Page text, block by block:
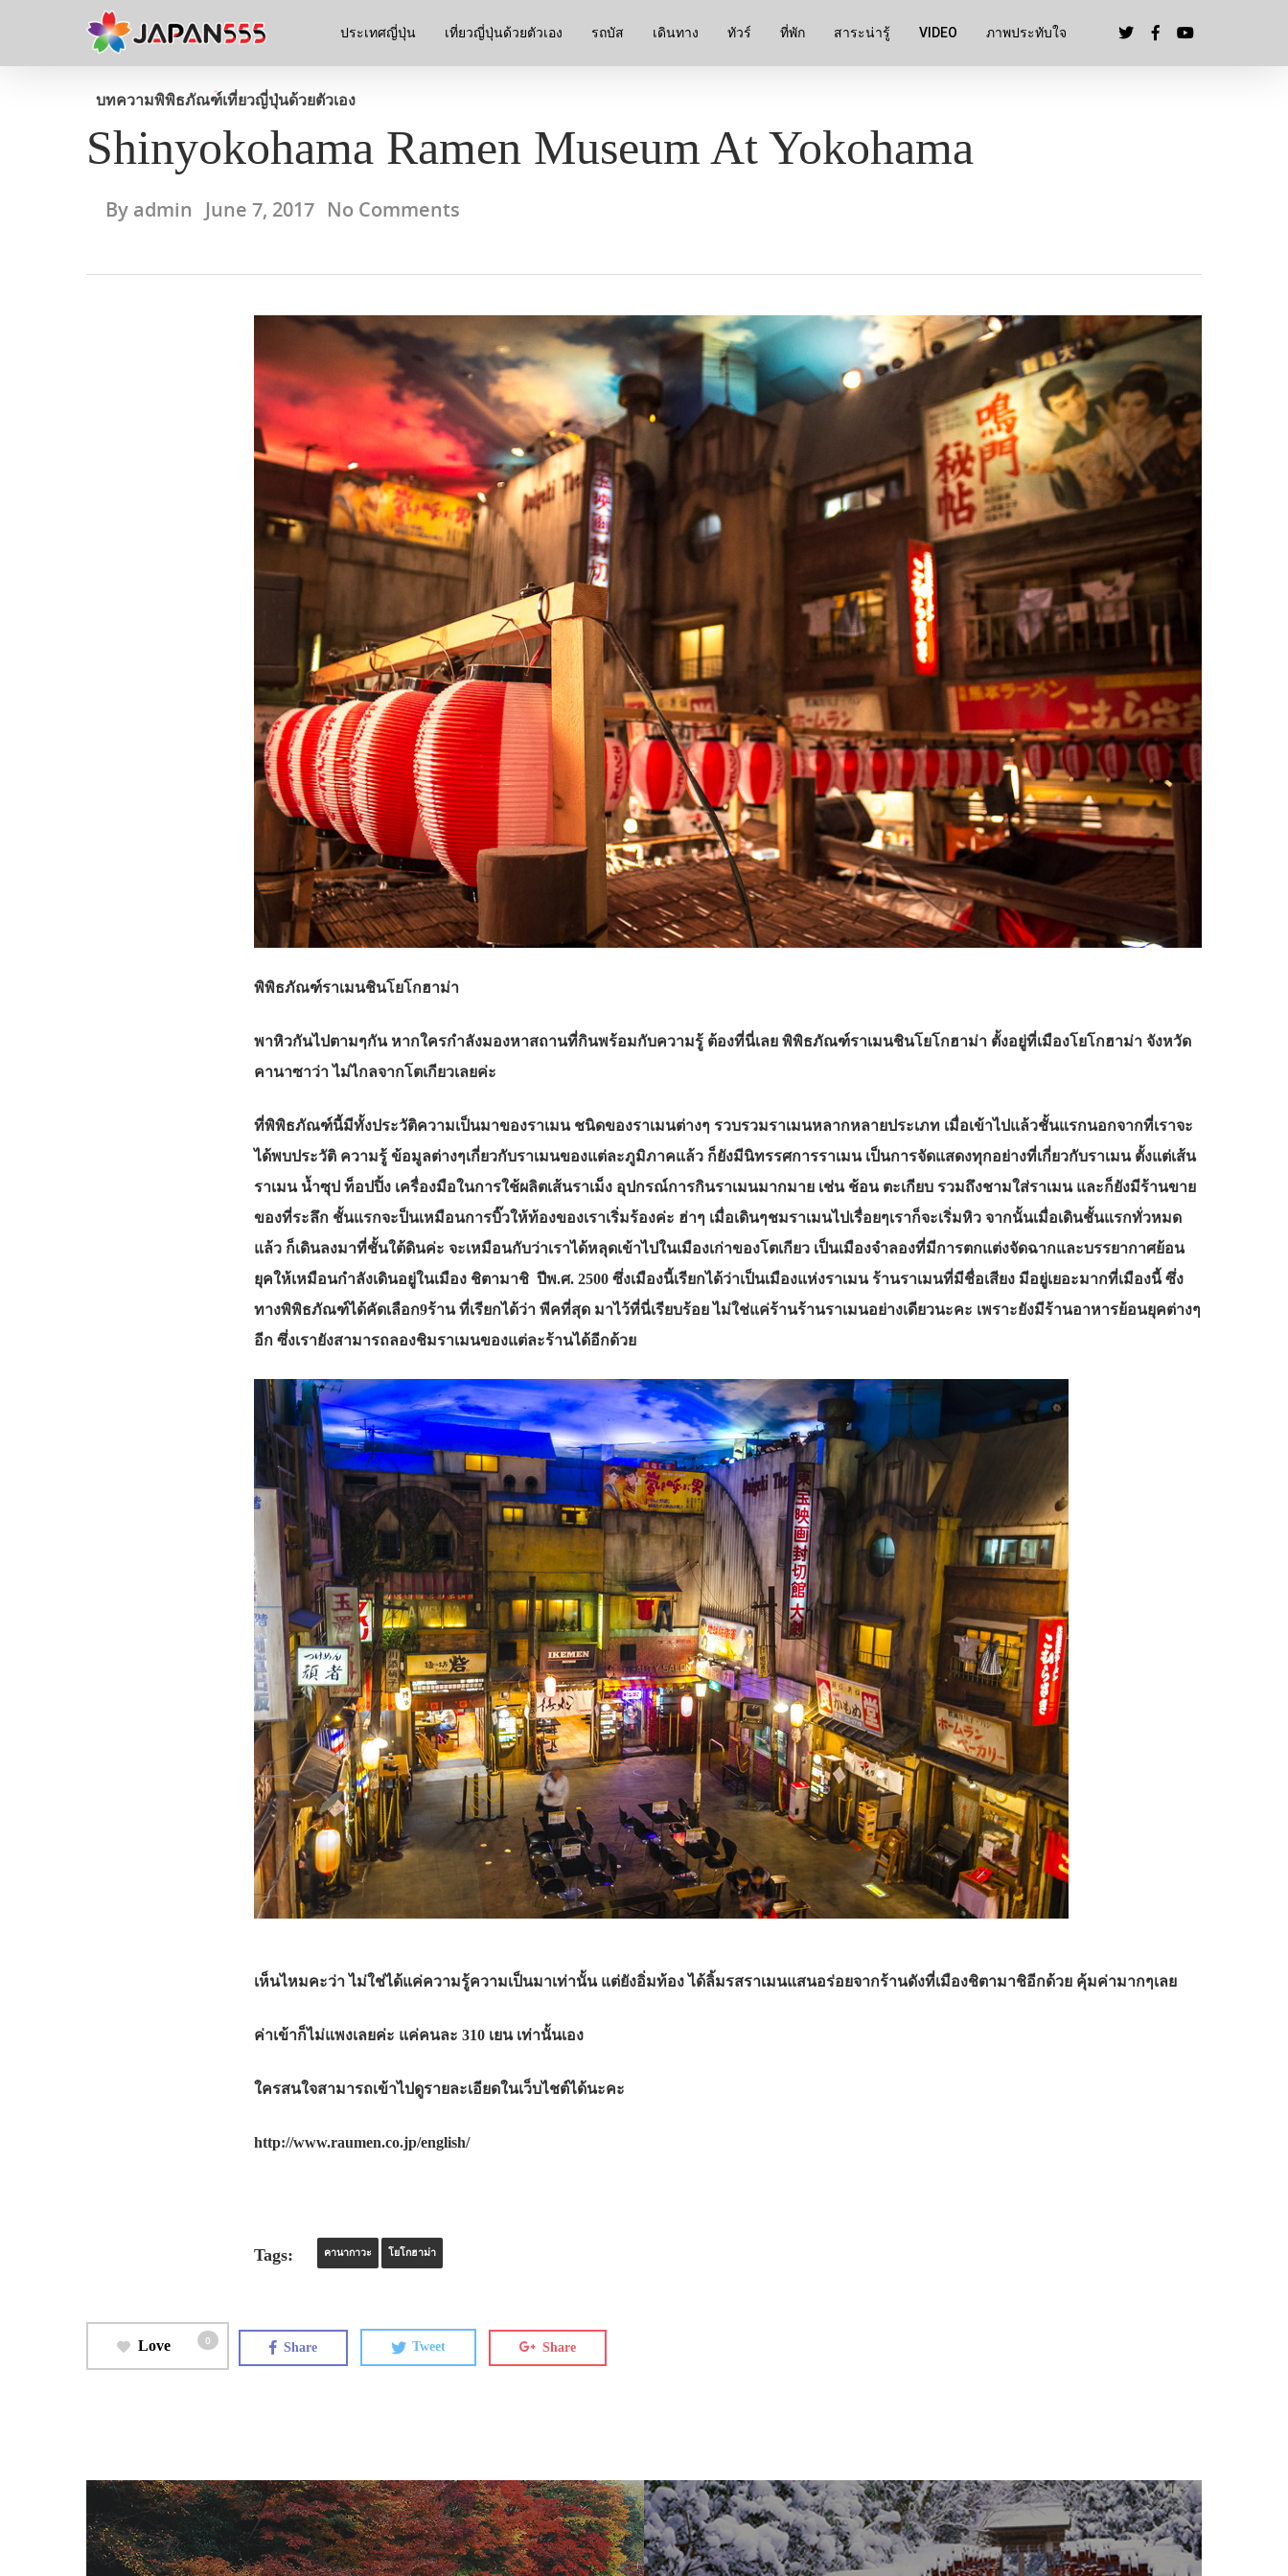
ประเทศญี่ปุ่น เที่ยวญี่ปุ่นด้วยตัวเอง รถบัส เดินทาง ทัวร์ ที่พัก สาระน่ารู้ VIDEO ภาพประทับใจ
บทความพิพิธภัณฑ์เที่ยวญี่ปุ่นด้วยตัวเอง
Shinyokohama Ramen Museum At Yokohama
By admin June 7, 2017 No Comments
พิพิธภัณฑ์ราเมนชินโยโกฮาม่า
พาหิวกันไปตามๆกัน หากใครกำลังมองหาสถานที่กินพร้อมกับความรู้ ต้องที่นี่เลย พิพิธภัณฑ์ราเมนชินโยโกฮาม่า ตั้งอยู่ที่เมืองโยโกฮาม่า จังหวัด
คานาซาว่า ไม่ไกลจากโตเกียวเลยค่ะ
ที่พิพิธภัณฑ์นี้มีทั้งประวัติความเป็นมาของราเมน ชนิดของราเมนต่างๆ รวบรวมราเมนหลากหลายประเภท เมื่อเข้าไปแล้วชั้นแรกนอกจากที่เราจะ
ได้พบประวัติ ความรู้ ข้อมูลต่างๆเกี่ยวกับราเมนของแต่ละภูมิภาคแล้ว ก็ยังมีนิทรรศการราเมน เป็นการจัดแสดงทุกอย่างที่เกี่ยวกับราเมน ตั้งแต่เส้น
ราเมน น้ำซุป ท็อปปิ้ง เครื่องมือในการใช้ผลิตเส้นราเม็ง อุปกรณ์การกินราเมนมากมาย เช่น ช้อน ตะเกียบ รวมถึงชามใส่ราเมน และก็ยังมีร้านขาย
ของที่ระลึก ชั้นแรกจะป็นเหมือนการบิ๊วให้ท้องของเราเริ่มร้องค่ะ ฮ่าๆ เมื่อเดินๆชมราเมนไปเรื่อยๆเราก็จะเริ่มหิว จากนั้นเมื่อเดินชั้นแรกทั่วหมด
แล้ว ก็เดินลงมาที่ชั้นใต้ดินค่ะ จะเหมือนกับว่าเราได้หลุดเข้าไปในเมืองเก่าของโตเกียว เป็นเมืองจำลองที่มีการตกแต่งจัดฉากและบรรยากาศย้อน
ยุคให้เหมือนกำลังเดินอยู่ในเมือง ชิตามาชิ ปีพ.ศ. 2500 ซึ่งเมืองนี้เรียกได้ว่าเป็นเมืองแห่งราเมน ร้านราเมนที่มีชื่อเสียง มีอยู่เยอะมากที่เมืองนี้ ซึ่ง
ทางพิพิธภัณฑ์ได้คัดเลือก9ร้าน ที่เรียกได้ว่า พีคที่สุด มาไว้ที่นี่เรียบร้อย ไม่ใช่แค่ร้านร้านราเมนอย่างเดียวนะคะ เพราะยังมีร้านอาหารย้อนยุคต่างๆ
อีก ซึ่งเรายังสามารถลองชิมราเมนของแต่ละร้านได้อีกด้วย
เห็นไหมคะว่า ไม่ใช่ได้แค่ความรู้ความเป็นมาเท่านั้น แต่ยังอิ่มท้อง ได้ลิ้มรสราเมนแสนอร่อยจากร้านดังที่เมืองชิตามาชิอีกด้วย คุ้มค่ามากๆเลย
ค่าเข้าก็ไม่แพงเลยค่ะ แค่คนละ 310 เยน เท่านั้นเอง
ใครสนใจสามารถเข้าไปดูรายละเอียดในเว็บไชต์ได้นะคะ
http://www.raumen.co.jp/english/
Tags: คานากาวะ โยโกฮาม่า
Love 0 Share Tweet Share